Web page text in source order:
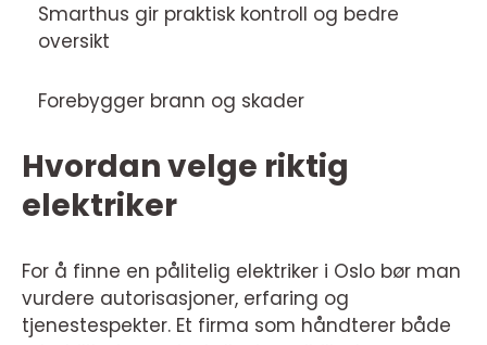
Smarthus gir praktisk kontroll og bedre
oversikt
Forebygger brann og skader
Hvordan velge riktig
elektriker
For å finne en pålitelig elektriker i Oslo bør man
vurdere autorisasjoner, erfaring og
tjenestespekter. Et firma som håndterer både